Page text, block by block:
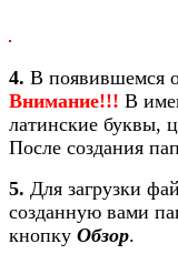
4. В появившемся
Внимание!!! В
латинские
После создания
5. Для загрузки
созданную вами
кнопку Обзор.